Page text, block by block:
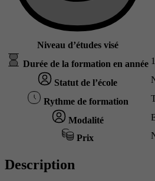
Niveau d’études visé
Durée de la formation en année
Statut de l’école
Rythme de formation
Modalité
Prix
Description